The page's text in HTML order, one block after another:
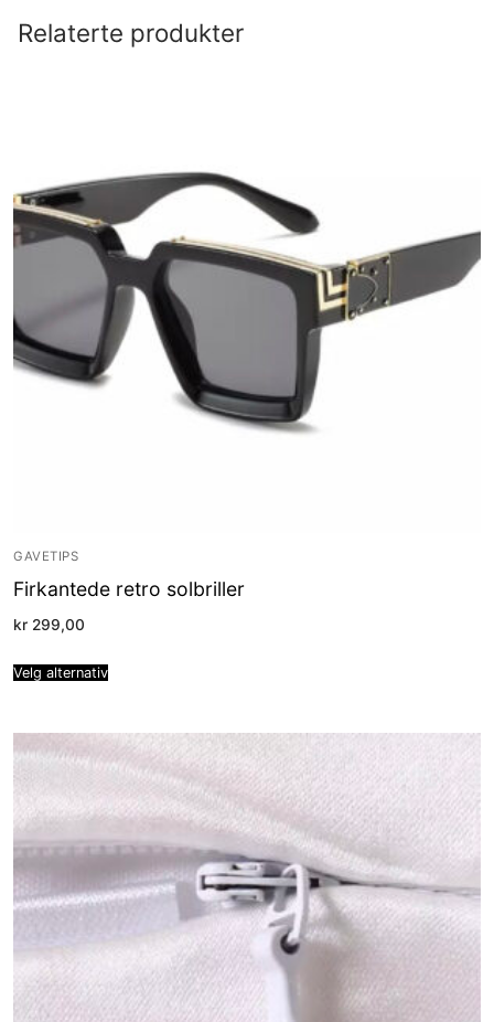
Relaterte produkter
GAVETIPS
Firkantede retro solbriller
kr 299,00
Velg alternativ